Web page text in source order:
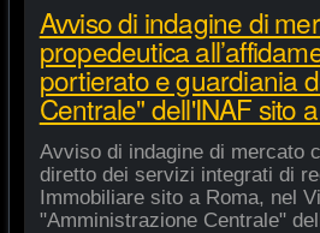
Avviso di indagine di
propedeutica
portierato e guardiania
Centrale" dell'INAF sito
Avviso di indagine di mercato
diretto dei servizi integrati di
Immobiliare sito a Roma, nel
"Amministrazione Centrale"